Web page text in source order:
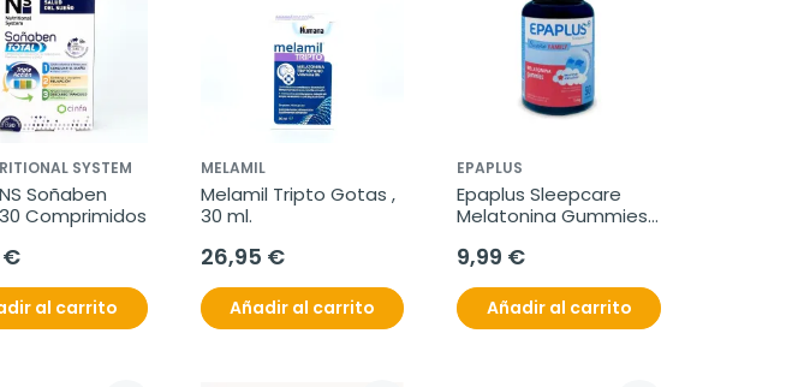
SYSTEM
Soñaben
Comprimidos
€
al carrito
MELAMIL
Melamil Tripto Gotas ,
30 ml.
26,95 €
Añadir al carrito
EPAPLUS
Epaplus Sleepcare
Melatonina Gummies
9,99 €
Añadir al carrito